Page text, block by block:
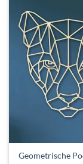
Geometrische